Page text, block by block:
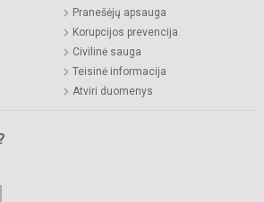
Pranešėjų apsauga
Korupcijos prevencija
Civilinė sauga
Teisinė informacija
Atviri duomenys